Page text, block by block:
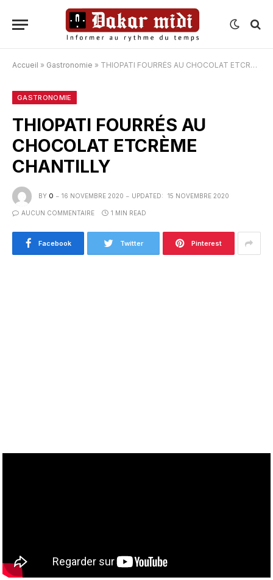
Accueil » Gastronomie » THIOPATI FOURRÉS AU CHOCOLAT ETCRÈME CHANTILLY
GASTRONOMIE
THIOPATI FOURRÉS AU
CHOCOLAT ETCRÈME
CHANTILLY
BY O 16 NOVEMBRE 2020 UPDATED: 15 NOVEMBRE 2020
AUCUN COMMENTAIRE 1 MIN READ
Facebook Twitter Pinterest